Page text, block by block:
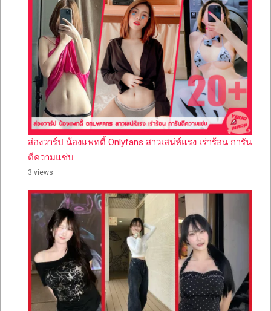
ส่องวาร์ป น้องแพทตี้ Onlyfans สาวเสน่ห์แรง เร่าร้อน การัน
ตีความแซ่บ
3 views